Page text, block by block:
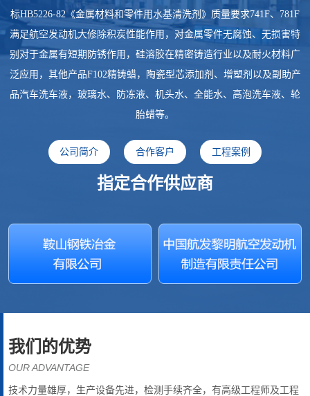
标HB5226-82《金属材料和零件用水基清洗剂》质量要求741F、781F
满足航空发动机大修除积炭性能作用，对金属零件无腐蚀、无损害特
别对于金属有短期防锈作用，硅溶胶在精密铸造行业以及耐火材料广
泛应用，其他产品F102精铸蜡，陶瓷型芯添加剂、增塑剂以及副助产
品汽车洗车液，玻璃水、防冻液、机头水、全能水、高泡洗车液、轮
胎蜡等。
公司简介 合作客户 工程案例
指定合作供应商
我们的优势
OUR ADVANTAGE
技术力量雄厚，生产设备先进，检测手续齐全，有高级工程师及工程